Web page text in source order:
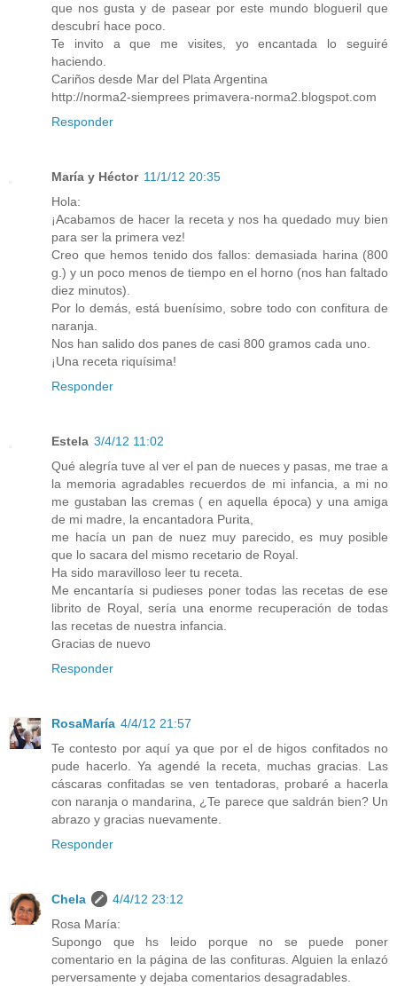
que nos gusta y de pasear por este mundo blogueril que
descubrí hace poco.
Te invito a que me visites, yo encantada lo seguiré
haciendo.
Cariños desde Mar del Plata Argentina
http://norma2-siemprees primavera-norma2.blogspot.com
Responder
María y Héctor 11/1/12 20:35
Hola:
¡Acabamos de hacer la receta y nos ha quedado muy bien
para ser la primera vez!
Creo que hemos tenido dos fallos: demasiada harina (800
g.) y un poco menos de tiempo en el horno (nos han faltado
diez minutos).
Por lo demás, está buenísimo, sobre todo con confitura de
naranja.
Nos han salido dos panes de casi 800 gramos cada uno.
¡Una receta riquísima!
Responder
Estela 3/4/12 11:02
Qué alegría tuve al ver el pan de nueces y pasas, me trae a
la memoria agradables recuerdos de mi infancia, a mi no
me gustaban las cremas ( en aquella época) y una amiga
de mi madre, la encantadora Purita,
me hacía un pan de nuez muy parecido, es muy posible
que lo sacara del mismo recetario de Royal.
Ha sido maravilloso leer tu receta.
Me encantaría si pudieses poner todas las recetas de ese
librito de Royal, sería una enorme recuperación de todas
las recetas de nuestra infancia.
Gracias de nuevo
Responder
RosaMaría 4/4/12 21:57
Te contesto por aquí ya que por el de higos confitados no
pude hacerlo. Ya agendé la receta, muchas gracias. Las
cáscaras confitadas se ven tentadoras, probaré a hacerla
con naranja o mandarina, ¿Te parece que saldrán bien? Un
abrazo y gracias nuevamente.
Responder
Chela
4/4/12 23:12
Rosa María:
Supongo que hs leido porque no se puede poner
comentario en la página de las confituras. Alguien la enlazó
perversamente y dejaba comentarios desagradables.